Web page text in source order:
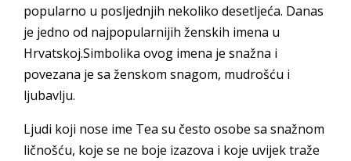
popularno u posljednjih nekoliko desetljeća. Danas
je jedno od najpopularnijih ženskih imena u
Hrvatskoj.Simbolika ovog imena je snažna i
povezana je sa ženskom snagom, mudrošću i
ljubavlju.
Ljudi koji nose ime Tea su često osobe sa snažnom
ličnošću, koje se ne boje izazova i koje uvijek traže